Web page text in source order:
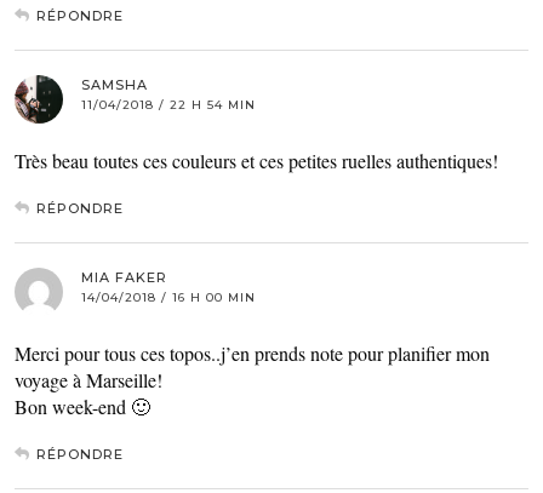
RÉPONDRE
SAMSHA
11/04/2018 / 22 H 54 MIN
Très beau toutes ces couleurs et ces petites ruelles authentiques!
RÉPONDRE
MIA FAKER
14/04/2018 / 16 H 00 MIN
Merci pour tous ces topos..j’en prends note pour planifier mon
voyage à Marseille!
Bon week-end 🙂
RÉPONDRE